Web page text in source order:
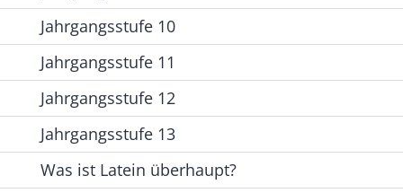
Jahrgangsstufe 10
Jahrgangsstufe 11
Jahrgangsstufe 12
Jahrgangsstufe 13
Was ist Latein überhaupt?